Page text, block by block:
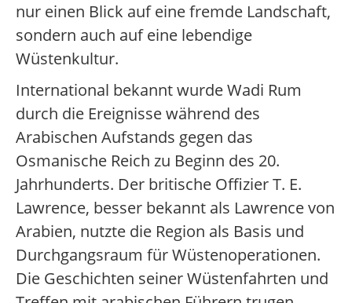
nur einen Blick auf eine fremde Landschaft,
sondern auch auf eine lebendige
Wüstenkultur.
International bekannt wurde Wadi Rum
durch die Ereignisse während des
Arabischen Aufstands gegen das
Osmanische Reich zu Beginn des 20.
Jahrhunderts. Der britische Offizier T. E.
Lawrence, besser bekannt als Lawrence von
Arabien, nutzte die Region als Basis und
Durchgangsraum für Wüstenoperationen.
Die Geschichten seiner Wüstenfahrten und